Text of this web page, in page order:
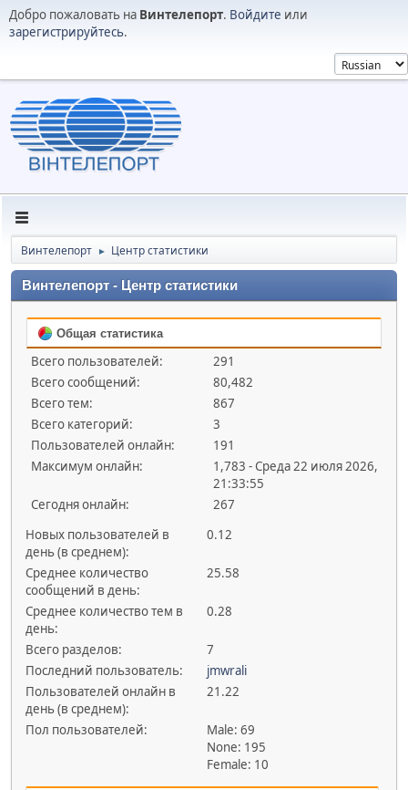
Добро пожаловать на Винтелепорт. Войдите или
зарегистрируйтесь.
Винтелепорт ► Центр статистики
Винтелепорт - Центр статистики
Общая статистика
Всего пользователей:
291
Всего сообщений:
80,482
Всего тем:
867
Всего категорий:
3
Пользователей онлайн:
191
Максимум онлайн:
1,783 - Среда 22 июля 2026,
21:33:55
Сегодня онлайн:
267
Новых пользователей в
день (в среднем):
0.12
Среднее количество
сообщений в день:
25.58
Среднее количество тем в
день:
0.28
Всего разделов:
7
Последний пользователь:
jmwrali
Пользователей онлайн в
день (в среднем):
21.22
Пол пользователей:
Male: 69
None: 195
Female: 10